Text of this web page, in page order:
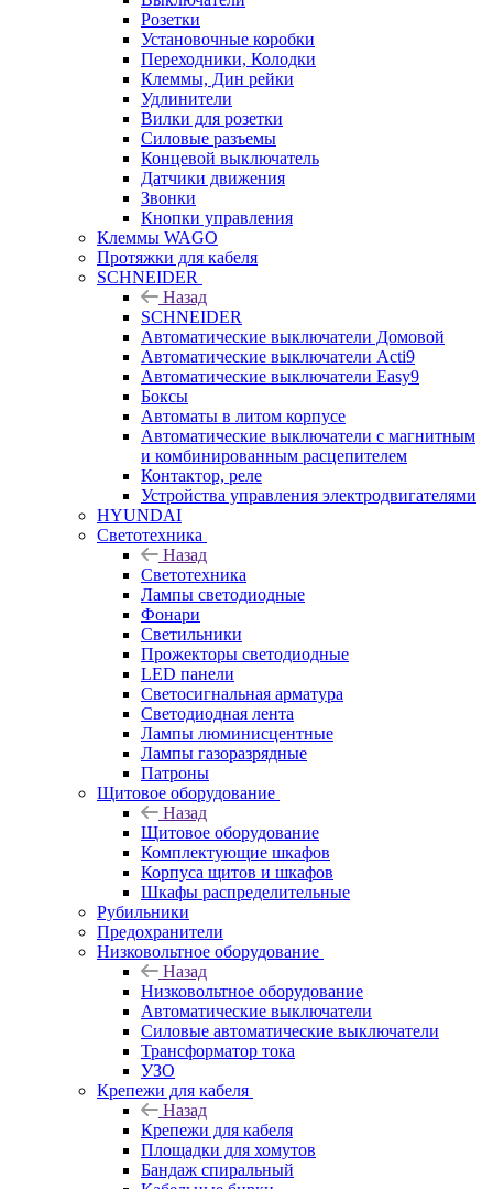
Розетки
Установочные коробки
Переходники, Колодки
Клеммы, Дин рейки
Удлинители
Вилки для розетки
Силовые разъемы
Концевой выключатель
Датчики движения
Звонки
Кнопки управления
Клеммы WAGO
Протяжки для кабеля
SCHNEIDER
Назад
SCHNEIDER
Автоматические выключатели Домовой
Автоматические выключатели Acti9
Автоматические выключатели Easy9
Боксы
Автоматы в литом корпусе
Автоматические выключатели с магнитным
и комбинированным расцепителем
Контактор, реле
Устройства управления электродвигателями
HYUNDAI
Светотехника
Назад
Светотехника
Лампы светодиодные
Фонари
Светильники
Прожекторы светодиодные
LED панели
Светосигнальная арматура
Светодиодная лента
Лампы люминисцентные
Лампы газоразрядные
Патроны
Щитовое оборудование
Назад
Щитовое оборудование
Комплектующие шкафов
Корпуса щитов и шкафов
Шкафы распределительные
Рубильники
Предохранители
Низковольтное оборудование
Назад
Низковольтное оборудование
Автоматические выключатели
Силовые автоматические выключатели
Трансформатор тока
УЗО
Крепежи для кабеля
Назад
Крепежи для кабеля
Площадки для хомутов
Бандаж спиральный